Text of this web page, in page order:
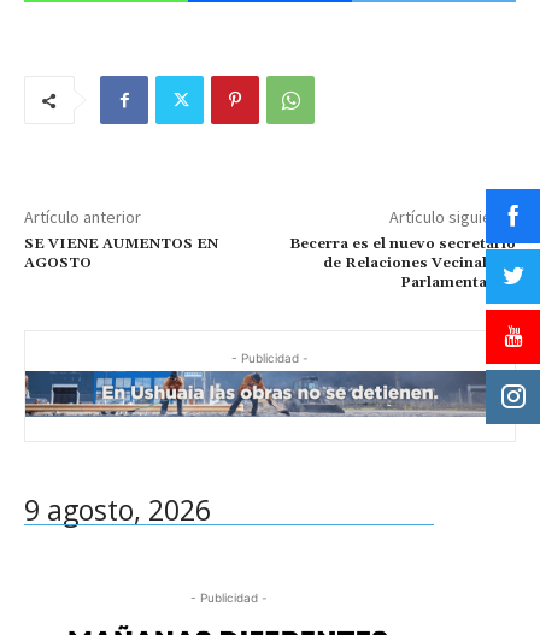
Artículo anterior
SE VIENE AUMENTOS EN
AGOSTO
Artículo siguiente
Becerra es el nuevo secretario
de Relaciones Vecinales y
Parlamentarias
- Publicidad -
9 agosto, 2026
- Publicidad -